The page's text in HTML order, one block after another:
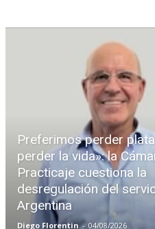
Preferimos perder
perder la vida»: la
Practicaje cuestiona la
desregulación del
Argentina
Diego Florentin - 04/08/2026